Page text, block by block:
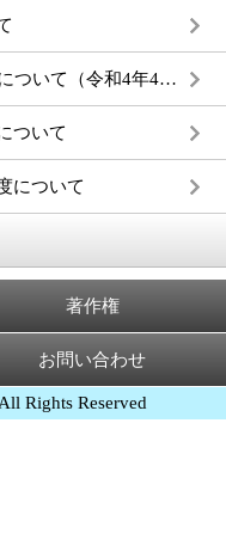
JR乗車券や定期券での高速バス乗車について（令和4年4月1日スタート）
ついて
について
著作権
お問い合わせ
Rights Reserved